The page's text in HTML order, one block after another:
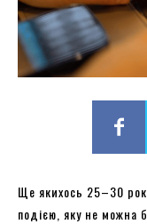
Ще якихось 25–30
подією, яку не можна